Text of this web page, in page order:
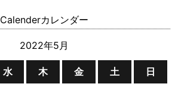
Calenderカレンダー
2022年5月
水 木 金 土 日